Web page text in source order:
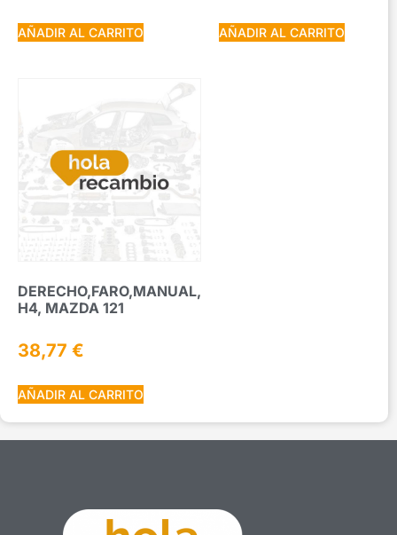
AÑADIR AL CARRITO AÑADIR AL CARRITO
DERECHO,FARO,MANUAL,
H4, MAZDA 121
38,77 €
AÑADIR AL CARRITO